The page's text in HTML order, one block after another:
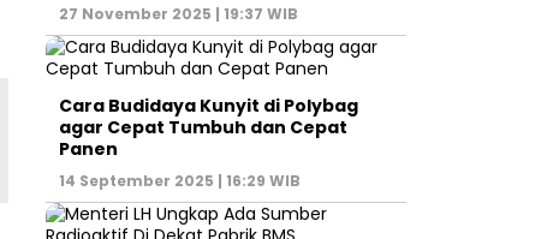
27 November 2025 | 19:37 WIB
Cara Budidaya Kunyit di Polybag
agar Cepat Tumbuh dan Cepat
Panen
14 September 2025 | 16:29 WIB